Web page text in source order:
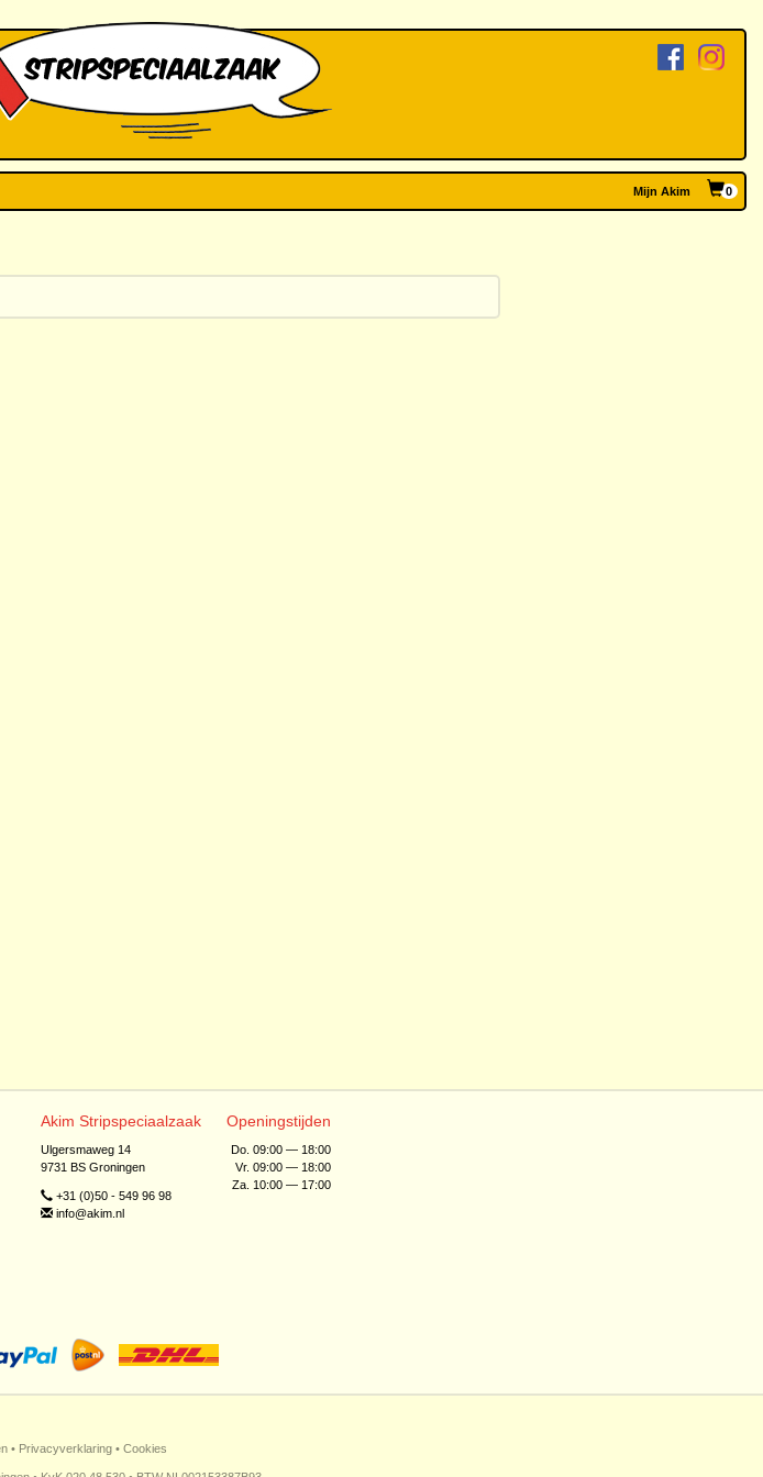
Mijn Akim 0
Akim Stripspeciaalzaak
Ulgersmaweg 14
9731 BS Groningen
+31 (0)50 - 549 96 98
info@akim.nl
Openingstijden
Do. 09:00 — 18:00
Vr. 09:00 — 18:00
Za. 10:00 — 17:00
• Privacyverklaring • Cookies